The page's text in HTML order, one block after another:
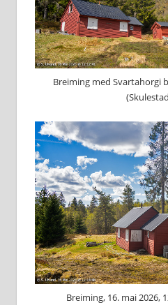
Breiming med Svartahorgi
Breiming, 16. mai 2026,